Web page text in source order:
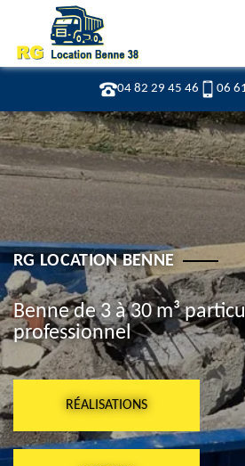
04 82 29 45 46 06
RG LOCATION BENNE
Benne de 3 à 30 m³
professionnel
RÉALISATIONS